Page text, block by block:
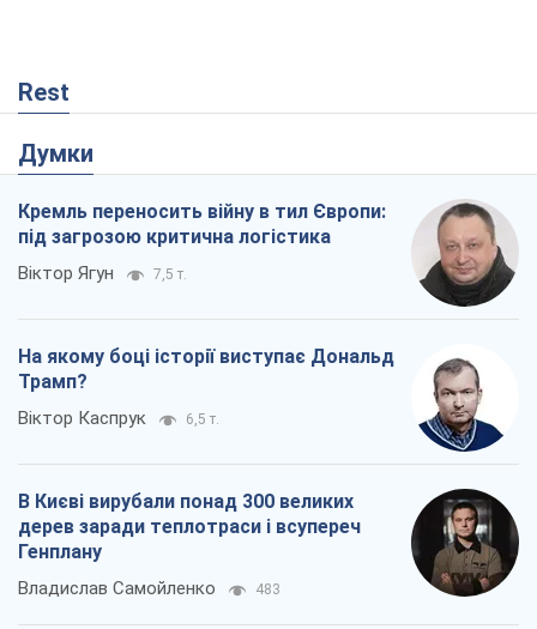
Rest
Думки
Кремль переносить війну в тил Європи:
під загрозою критична логістика
Віктор Ягун 7,5 т.
На якому боці історії виступає Дональд
Трамп?
Віктор Каспрук 6,5 т.
В Києві вирубали понад 300 великих
дерев заради теплотраси і всупереч
Генплану
Владислав Самойленко 483